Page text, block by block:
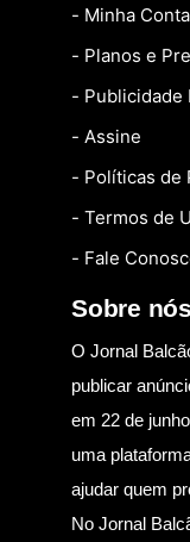
- Minha Conta
- Planos e
- Publicidade
- Assine
- Políticas de
- Termos de
- Fale
Sobre nós
O Jornal
publicar
em 22 de
uma
ajudar quem
No Jornal